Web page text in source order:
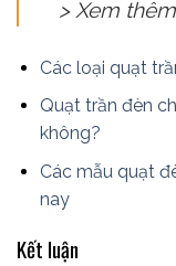
> Xem
Các loại quạt
Quạt trần đèn
không?
Các mẫu quạt
nay
Kết luận